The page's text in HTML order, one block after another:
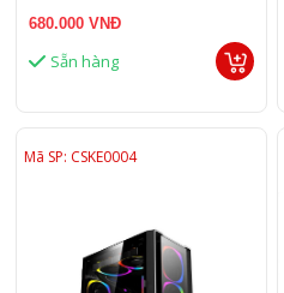
Đen) EATX
680.000 VNĐ
Sẵn hàng
Mã SP: CSKE0004